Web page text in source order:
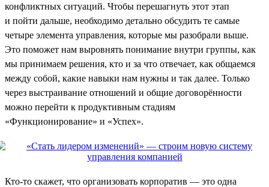
конфликтных ситуаций. Чтобы перешагнуть этот этап
и пойти дальше, необходимо детально обсудить те самые
четыре элемента управления, которые мы разобрали выше.
Это поможет нам выровнять понимание внутри группы, как
мы принимаем решения, кто и за что отвечает, как общаемся
между собой, какие навыки нам нужны и так далее. Только
через выстраивание отношений и общие договорённости
можно перейти к продуктивным стадиям
«Функционирование» и «Успех».
Кто-то скажет, что организовать корпоратив — это одна